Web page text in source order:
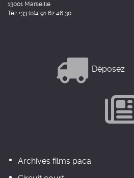
13001 Marseille
Tél: +33 (0)4 91 62 46 30
Déposez
Archives films paca